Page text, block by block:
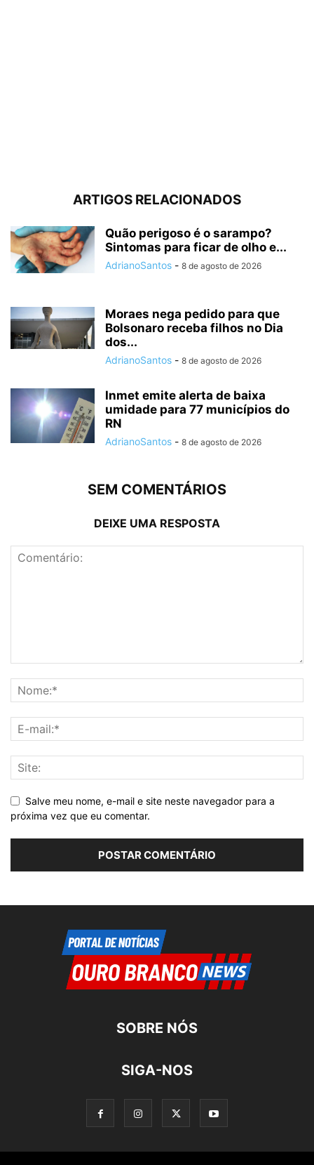
ARTIGOS RELACIONADOS
Quão perigoso é o sarampo?
Sintomas para ficar de olho e...
AdrianoSantos - 8 de agosto de 2026
Moraes nega pedido para que
Bolsonaro receba filhos no Dia
dos...
AdrianoSantos - 8 de agosto de 2026
Inmet emite alerta de baixa
umidade para 77 municípios do
RN
AdrianoSantos - 8 de agosto de 2026
SEM COMENTÁRIOS
DEIXE UMA RESPOSTA
Salve meu nome, e-mail e site neste navegador para a
próxima vez que eu comentar.
SOBRE NÓS
SIGA-NOS